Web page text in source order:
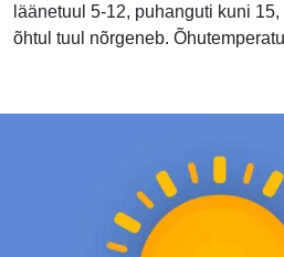
läänetuul 5-12, puhanguti kuni
õhtul tuul nõrgeneb.